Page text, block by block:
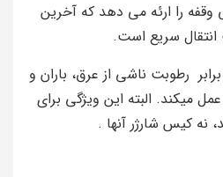
را ارئه می دهد که آخرین
سریع است.
رطوبت ناشی از عرق، باران و
میکند. البته این ویژگی برای
کیس شارژر آنها .